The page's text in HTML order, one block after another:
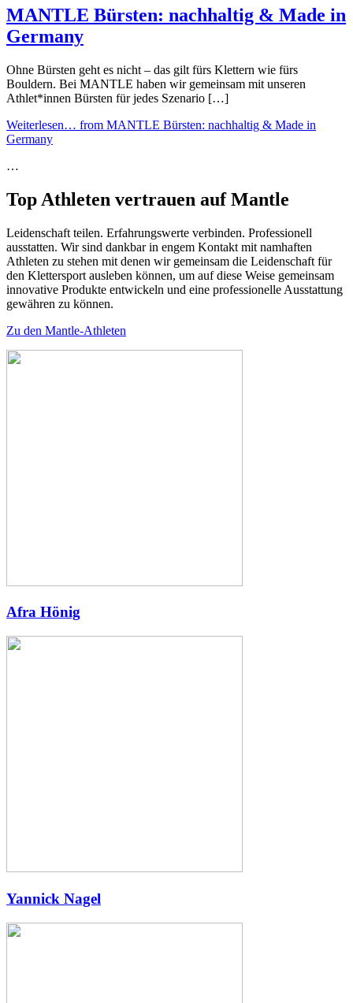
MANTLE Bürsten: nachhaltig & Made in
Germany
Ohne Bürsten geht es nicht – das gilt fürs Klettern wie fürs
Bouldern. Bei MANTLE haben wir gemeinsam mit unseren
Athlet*innen Bürsten für jedes Szenario […]
Weiterlesen… from MANTLE Bürsten: nachhaltig & Made in
Germany
…
Top Athleten vertrauen auf Mantle
Leidenschaft teilen. Erfahrungswerte verbinden. Professionell
ausstatten. Wir sind dankbar in engem Kontakt mit namhaften
Athleten zu stehen mit denen wir gemeinsam die Leidenschaft für
den Klettersport ausleben können, um auf diese Weise gemeinsam
innovative Produkte entwickeln und eine professionelle Ausstattung
gewähren zu können.
Zu den Mantle-Athleten
Afra Hönig
Yannick Nagel